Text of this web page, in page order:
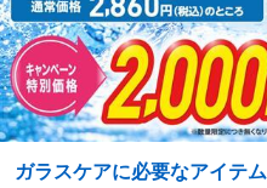
ガラスケアに必要なアイテム